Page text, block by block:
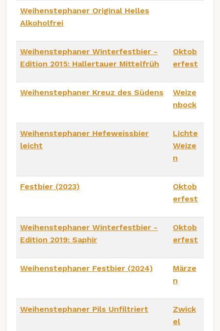
Weihenstephaner Original Helles
Alkoholfrei
Weihenstephaner Winterfestbier -
Edition 2015: Hallertauer Mittelfrüh
Oktob
erfest
Weihenstephaner Kreuz des Südens
Weize
nbock
Weihenstephaner Hefeweissbier
leicht
Lichte
Weize
n
Festbier (2023)
Oktob
erfest
Weihenstephaner Winterfestbier -
Edition 2019: Saphir
Oktob
erfest
Weihenstephaner Festbier (2024)
Märze
n
Weihenstephaner Pils Unfiltriert
Zwick
el